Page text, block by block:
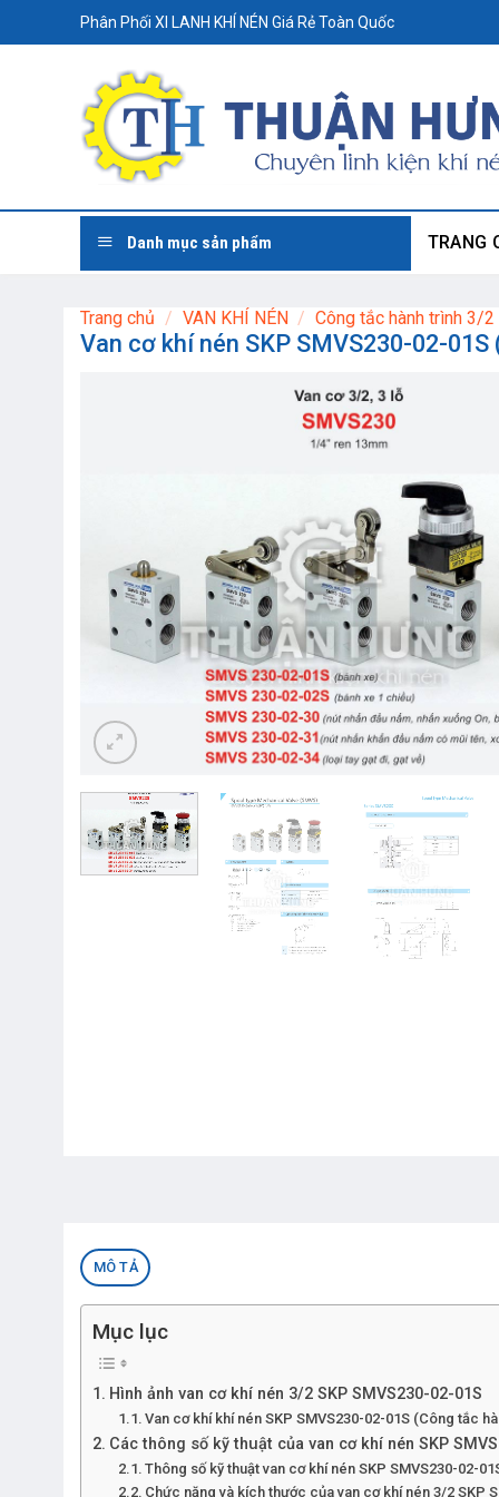
to
Phân Phối XI LANH KHÍ NÉN Giá Rẻ Toàn Quốc
Danh mục sản phẩm TRANG
Trang chủ / VAN KHÍ NÉN / Công tắc hành trình 3/2
Van cơ khí nén SKP SMVS230-02-
MÔ TẢ
Mục lục
Hình ảnh van cơ khí nén 3/2 SKP SMVS230-02-01S
Van cơ khí khí nén SKP SMVS230-02-01S (Công tắc
Các thông số kỹ thuật của van cơ khí nén SKP
Thông số kỹ thuật van cơ khí nén SKP SMVS230-02-
Chức năng và kích thước của van cơ khí nén 3/2 SKP